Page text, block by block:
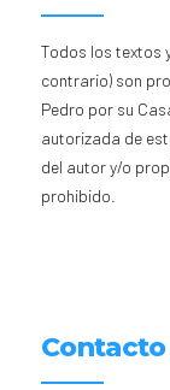
Todos los textos
contrario) son
Pedro por su
autorizada de
del autor y/o
prohibido.
Contacto